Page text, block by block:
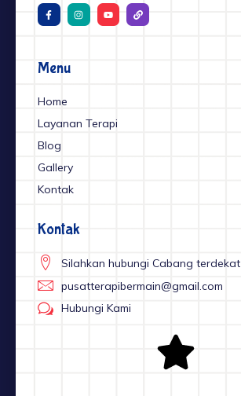
F
a
c
o
k
I
n
s
Y
o
u
L
i
n
Menu
Home
Layanan Terapi
Blog
Gallery
Kontak
Kontak
Silahkan hubungi Cabang terdekat
pusatterapibermain@gmail.com
Hubungi Kami